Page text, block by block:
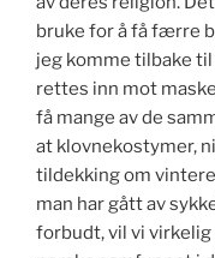
bruke for å få færre
jeg komme tilbake
rettes inn mot
få mange av de
at klovnekostymer,
tildekking om
man har gått av
forbudt, vil vi